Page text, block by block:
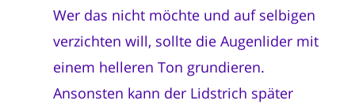
Wer das nicht möchte und auf selbigen
verzichten will, sollte die Augenlider mit
einem helleren Ton grundieren.
Ansonsten kann der Lidstrich später